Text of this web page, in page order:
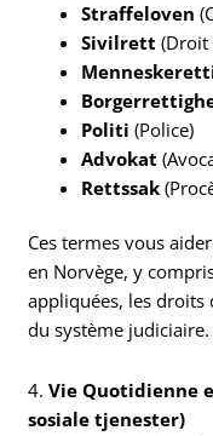
Straffeloven
Sivilrett (Droit
Politi (Police)
Advokat
Rettssak
Ces termes vous
en Norvège, y
appliquées, les droits
du système judiciaire.
4.Vie Quotidienne
sosiale tjenester)